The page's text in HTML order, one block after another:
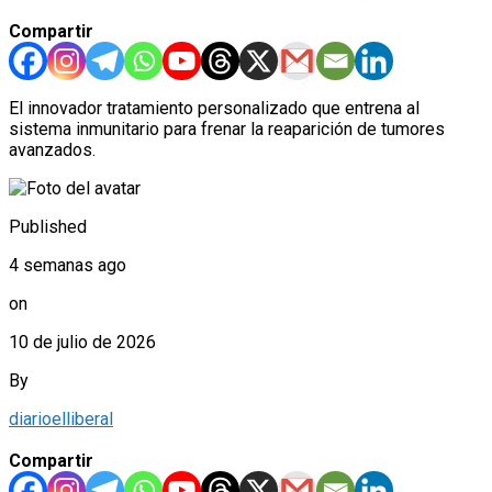
Compartir
El innovador tratamiento personalizado que entrena al
sistema inmunitario para frenar la reaparición de tumores
avanzados.
Published
4 semanas ago
on
10 de julio de 2026
By
diarioelliberal
Compartir